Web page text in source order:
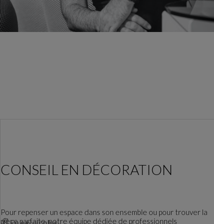
CONSEIL EN DÉCORATION
Pour repenser un espace dans son ensemble ou pour trouver la
pièce parfaite, notre équipe dédiée de professionnels